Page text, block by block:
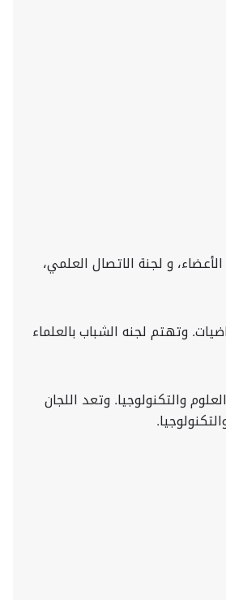
و لجنة الاتصال العلمي،
وتهتم لجنه الشباب بالعلماء
والتكنولوجيا. وتعد اللجان